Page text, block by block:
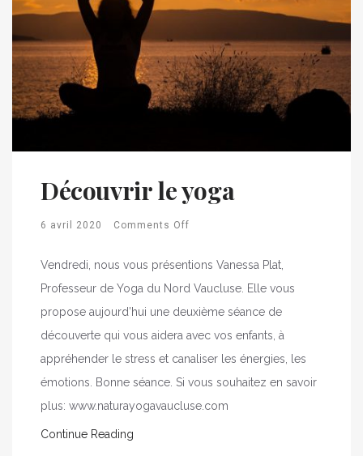
Découvrir le yoga
6 avril 2020 Comments Off
Vendredi, nous vous présentions Vanessa Plat,
Professeur de Yoga du Nord Vaucluse. Elle vous
propose aujourd’hui une deuxième séance de
découverte qui vous aidera avec vos enfants, à
appréhender le stress et canaliser les énergies, les
émotions. Bonne séance. Si vous souhaitez en savoir
plus: www.naturayogavaucluse.com
Continue Reading